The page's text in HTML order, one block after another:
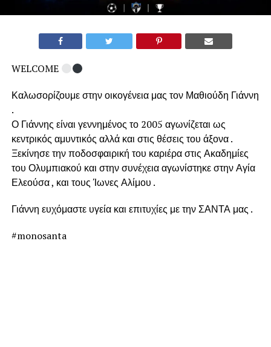
WELCOME
Καλωσορίζουμε στην οικογένεια μας τον Μαθιούδη Γιάννη
.
Ο Γιάννης είναι γεννημένος το 2005 αγωνίζεται ως
κεντρικός αμυντικός αλλά και στις θέσεις του άξονα .
Ξεκίνησε την ποδοσφαιρική του καριέρα στις Ακαδημίες
του Ολυμπιακού και στην συνέχεια αγωνίστηκε στην Αγία
Ελεούσα , και τους Ίωνες Αλίμου .
Γιάννη ευχόμαστε υγεία και επιτυχίες με την ΣΑΝΤΑ μας .
#monosanta